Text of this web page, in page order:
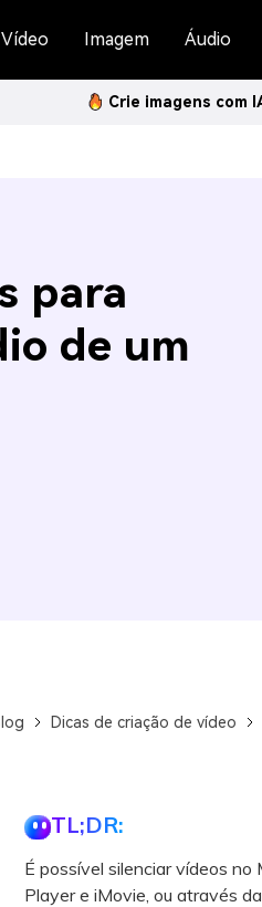
Vídeo Imagem Áudio
Crie imagens com
para
de um
Dicas de criação de vídeo
TL;DR:
É possível silenciar vídeos
Player e iMovie, ou através